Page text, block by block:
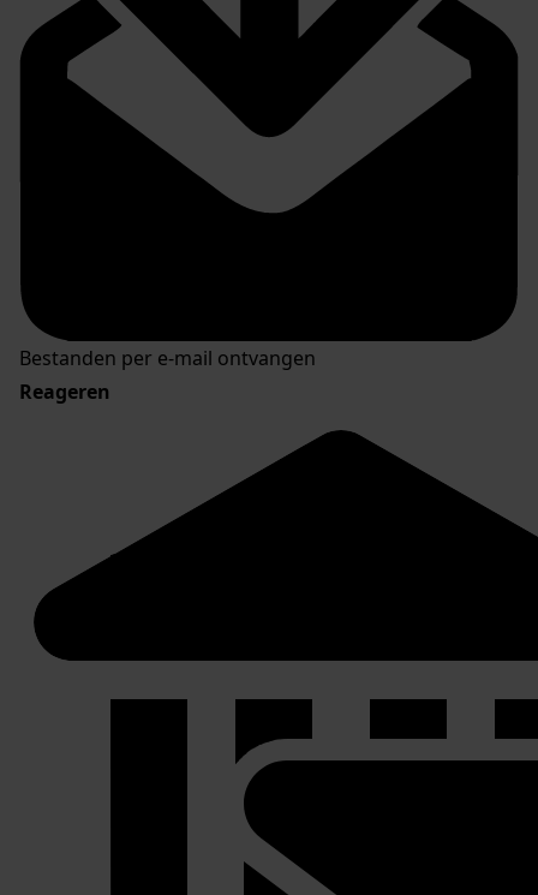
Bestanden per e-mail ontvangen
Reageren